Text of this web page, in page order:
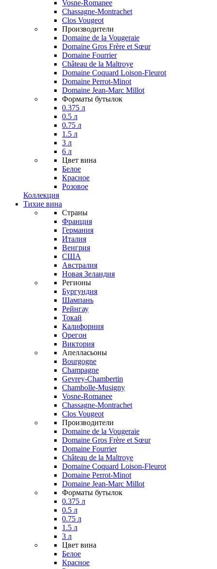
Vosne-Romanee
Chassagne-Montrachet
Clos Vougeot
Производители
Domaine de la Vougeraie
Domaine Gros Frère et Sœur
Domaine Fourrier
Château de la Maltroye
Domaine Coquard Loison-Fleurot
Domaine Perrot-Minot
Domaine Jean-Marc Millot
Форматы бутылок
0.375 л
0.5 л
0.75 л
1.5 л
3 л
6 л
Цвет вина
Белое
Красное
Розовое
Коллекция
Тихие вина
Страны
Франция
Германия
Италия
Венгрия
США
Австралия
Новая Зеландия
Регионы
Бургундия
Шампань
Рейнгау
Токай
Калифорния
Орегон
Виктория
Апелласьоны
Bourgogne
Champagne
Gevrey-Chambertin
Chambolle-Musigny
Vosne-Romanee
Chassagne-Montrachet
Clos Vougeot
Производители
Domaine de la Vougeraie
Domaine Gros Frère et Sœur
Domaine Fourrier
Château de la Maltroye
Domaine Coquard Loison-Fleurot
Domaine Perrot-Minot
Domaine Jean-Marc Millot
Форматы бутылок
0.375 л
0.5 л
0.75 л
1.5 л
3 л
Цвет вина
Белое
Красное